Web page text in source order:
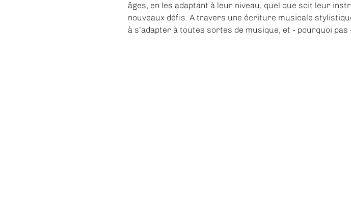
âges, en les adaptant à leur niveau, quel que soit leur
nouveaux défis. A travers une écriture musicale
à s’adapter à toutes sortes de musique, et - pourquoi